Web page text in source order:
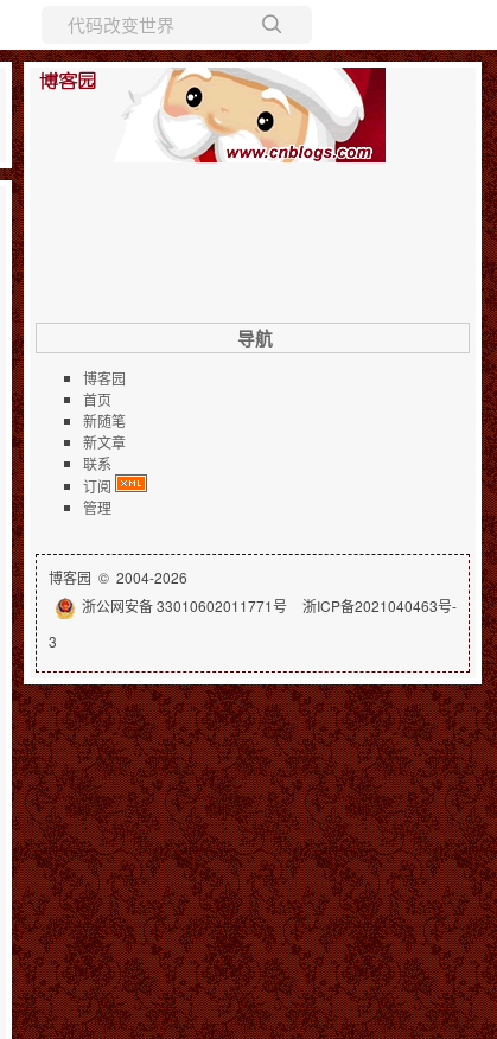
所有博客
当前博客
导航
博客园
首页
新随笔
新文章
联系
订阅
管理
博客园 © 2004-2026
浙公网安备 33010602011771号
浙ICP备2021040463号-
3